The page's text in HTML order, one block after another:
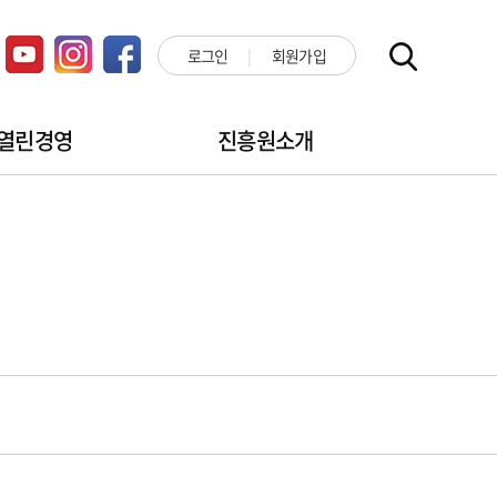
로그인 회원가입
린경영 진흥원소개